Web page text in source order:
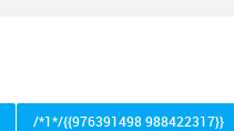
/*1*/{{976391498 988422317}}